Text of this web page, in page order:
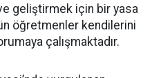
geliştirmek için bir yasa
öğretmenler kendilerini
çalışmaktadır.